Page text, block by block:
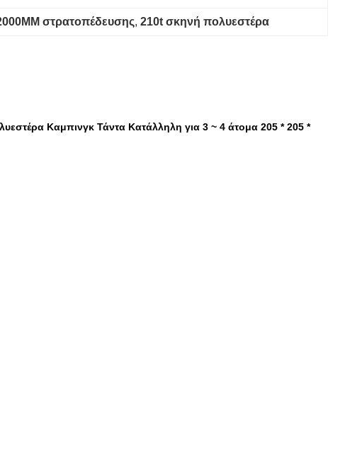
στρατοπέδευσης, 210t σκηνή πολυεστέρα
Καμπινγκ Τάντα Κατάλληλη για 3 ~ 4 άτομα 205 * 205 *